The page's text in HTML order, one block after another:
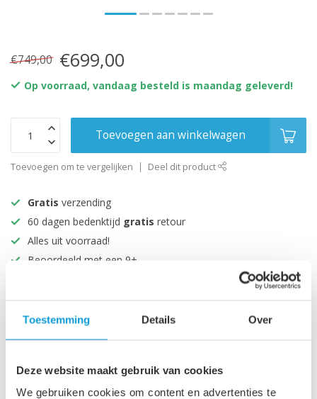
Toestemming Details Over
Deze website maakt gebruik van cookies
We gebruiken cookies om content en advertenties te
€749,00 €699,00
Op voorraad, vandaag besteld is maandag geleverd!
Toevoegen aan winkelwagen
Toevoegen om te vergelijken Deel dit product
Gratis verzending
60 dagen bedenktijd gratis retour
Alles uit voorraad!
Beoordeeld met een 9+
Specificaties